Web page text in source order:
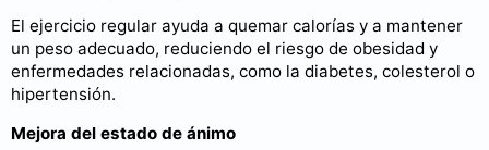
El ejercicio regular ayuda a quemar calorías y a mantener
un peso adecuado, reduciendo el riesgo de obesidad y
enfermedades relacionadas, como la diabetes, colesterol o
hipertensión.
Mejora del estado de ánimo